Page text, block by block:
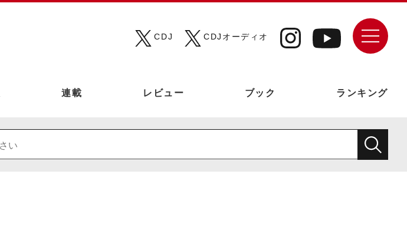
CDJ
CDJオーディオ
連載 レビュー ブック ランキング